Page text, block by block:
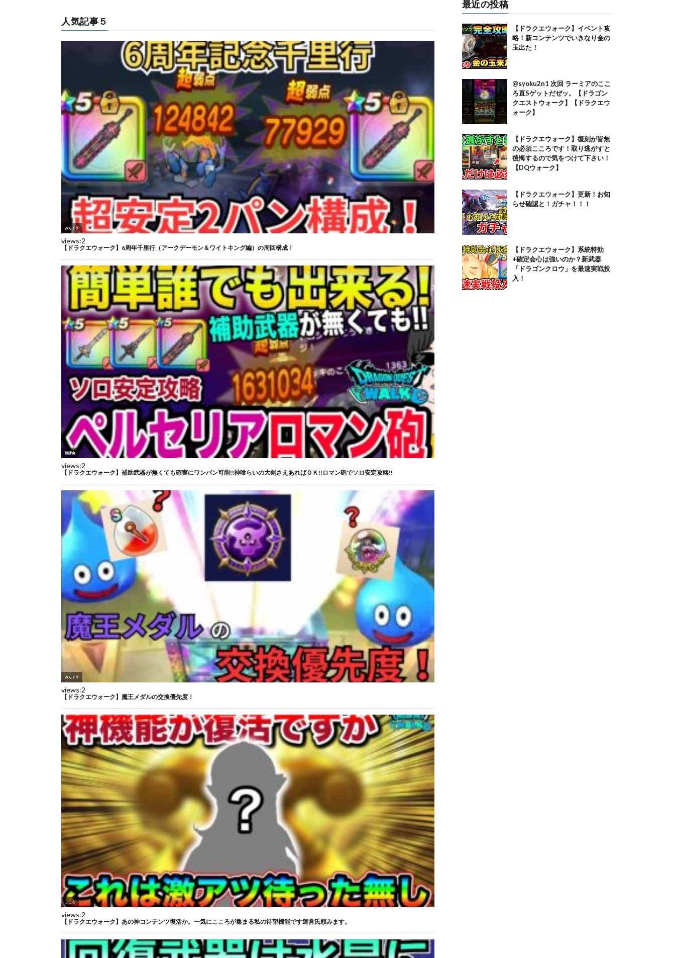
人気記事５
最近の投稿
【ドラクエウォーク】イベント攻
略！新コンテンツでいきなり金の
玉出た！
@syoku2n1 次回 ラーミアのここ
ろ直Sゲットだぜッ。【ドラゴン
クエストウォーク】【ドラクエウ
ォーク】
【ドラクエウォーク】復刻が皆無
の必須こころです！取り逃がすと
後悔するので気をつけて下さい！
【DQウォーク】
【ドラクエウォーク】更新！お知
らせ確認と！ガチャ！！！
【ドラクエウォーク】系統特効
+確定会心は強いのか？新武器
「ドラゴンクロウ」を最速実戦投
入！